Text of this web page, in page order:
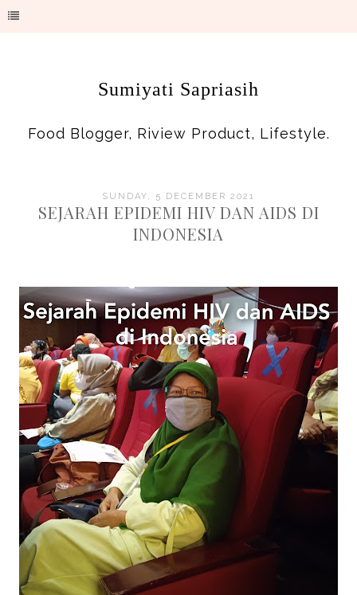
Sumiyati Sapriasih
Food Blogger, Riview Product, Lifestyle.
SUNDAY, 5 DECEMBER 2021
SEJARAH EPIDEMI HIV DAN AIDS DI
INDONESIA